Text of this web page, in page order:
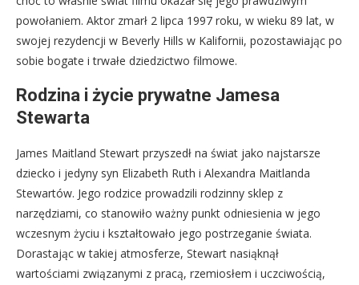
powołaniem. Aktor zmarł 2 lipca 1997 roku, w wieku 89 lat, w
swojej rezydencji w Beverly Hills w Kalifornii, pozostawiając po
sobie bogate i trwałe dziedzictwo filmowe.
Rodzina i życie prywatne Jamesa
Stewarta
James Maitland Stewart przyszedł na świat jako najstarsze
dziecko i jedyny syn Elizabeth Ruth i Alexandra Maitlanda
Stewartów. Jego rodzice prowadzili rodzinny sklep z
narzędziami, co stanowiło ważny punkt odniesienia w jego
wczesnym życiu i kształtowało jego postrzeganie świata.
Dorastając w takiej atmosferze, Stewart nasiąknął
wartościami związanymi z pracą, rzemiosłem i uczciwością,